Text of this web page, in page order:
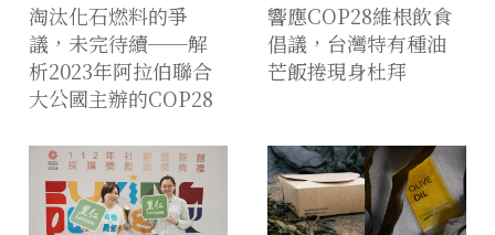
淘汰化石燃料的爭
議，未完待續──解
析2023年阿拉伯聯合
大公國主辦的COP28
響應COP28維根飲食
倡議，台灣特有種油
芒飯捲現身杜拜